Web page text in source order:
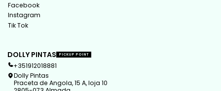
Facebook
Instagram
Tik Tok
DOLLY PINTAS PICKUP POINT
+351912018881
Dolly Pintas
Praceta de Angola, 15 A, loja 10